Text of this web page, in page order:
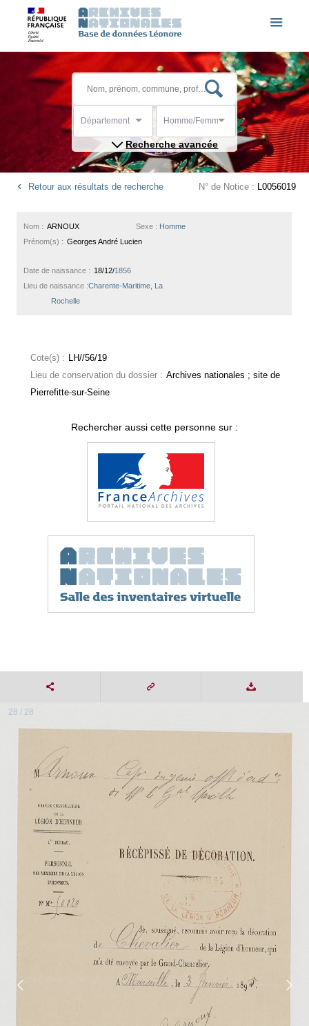
Département Homme/Femme
Recherche avancée
Retour aux résultats de recherche N° de Notice : L0056019
Sexe : Homme
Nom : ARNOUX
Prénom(s) : Georges André Lucien
Date de naissance : 18/12/1856
Lieu de naissance :Charente-Maritime, La
Rochelle
Cote(s) : LH//56/19
Lieu de conservation du dossier : Archives nationales ; site de
Pierrefitte-sur-Seine
Rechercher aussi cette personne sur :
28 / 28